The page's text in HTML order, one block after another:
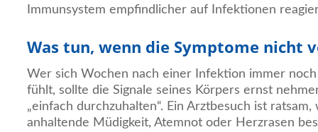
Immunsystem empfindlicher auf Infektionen
Was tun, wenn die Symptome nicht
Wer sich Wochen nach einer Infektion immer
fühlt, sollte die Signale seines Körpers ernst
„einfach durchzuhalten“. Ein Arztbesuch ist
anhaltende Müdigkeit, Atemnot oder Herzrasen